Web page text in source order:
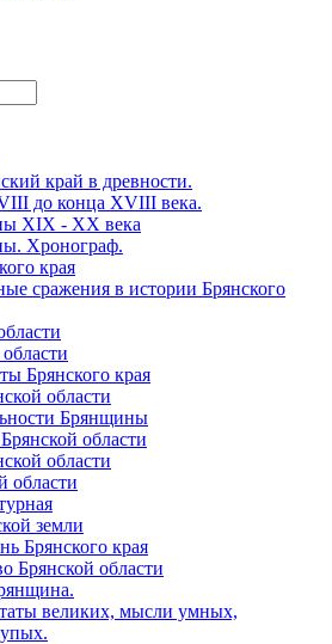
край в древности.
до конца XVIII века.
XIX - XX века
Хронограф.
края
сражения в истории Брянского
Брянского края
области
Брянщины
области
области
области
земли
Брянского края
Брянской области
великих, мысли умных,